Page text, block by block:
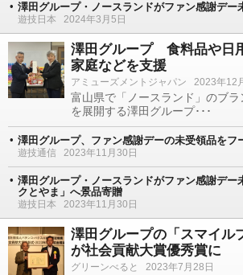
澤田グループ・ノースランドがファン感謝デー
遊技日本 2024年3月5日
澤田グループ 食料品や日
家庭などを支援
アミューズメントジャパン 2023年12
富山県で「ノースランド」のブ
を展開する澤田グループ･･･
澤田グループ、ファン感謝デーの未受領品をフ
遊技通信 2023年11月30日
澤田グループ・ノースランドがファン感謝デー
クとやま」へ景品寄贈
遊技日本 2023年11月30日
澤田グループの「スマイル
が社会貢献大賞優秀賞に
グリーンべると 2023年7月28日